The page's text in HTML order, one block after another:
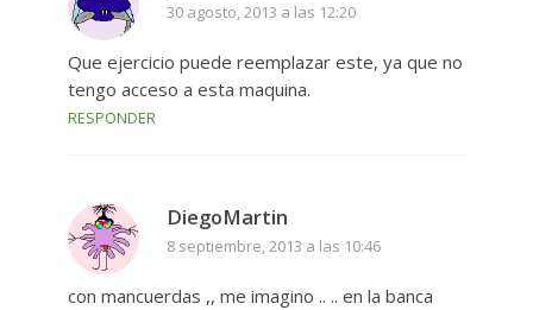
30 agosto, 2013 a las 12:20
Que ejercicio puede reemplazar este, ya que no
tengo acceso a esta maquina.
RESPONDER
DiegoMartin
8 septiembre, 2013 a las 10:46
con mancuerdas ,, me imagino .. .. en la banca